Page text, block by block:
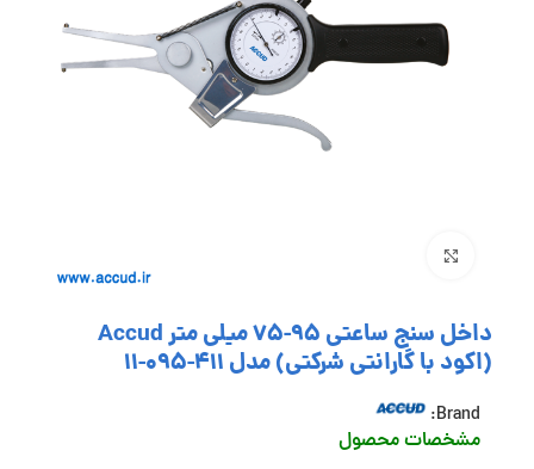
داخل سنج ساعتی 95-75 میلی متر Accud
(اکود با گارانتی شرکتی) مدل 411-095-11
Brand:
مشخصات محصول